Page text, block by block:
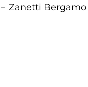
Zanetti